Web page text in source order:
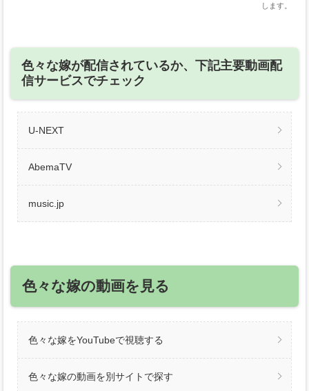
します。
色々な嫁が配信されているか、下記主要動画配
信サービスでチェック
U-NEXT
AbemaTV
music.jp
色々な嫁の動画を見る
色々な嫁をYouTubeで視聴する
色々な嫁の動画を別サイトで探す